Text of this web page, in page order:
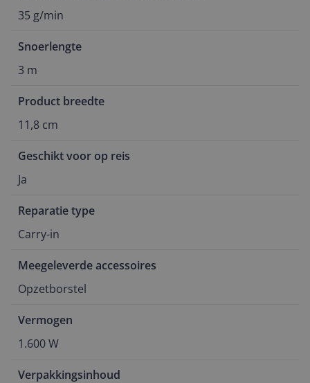
35 g/min
Snoerlengte
3 m
Product breedte
11,8 cm
Geschikt voor op reis
Ja
Reparatie type
Carry-in
Meegeleverde accessoires
Opzetborstel
Vermogen
1.600 W
Verpakkingsinhoud